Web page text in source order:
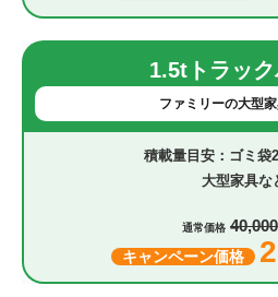
1.5tトラッ
ファミリーの大型
ゴミ袋
大型家具な
通常価格 40,000
キャンペーン価格